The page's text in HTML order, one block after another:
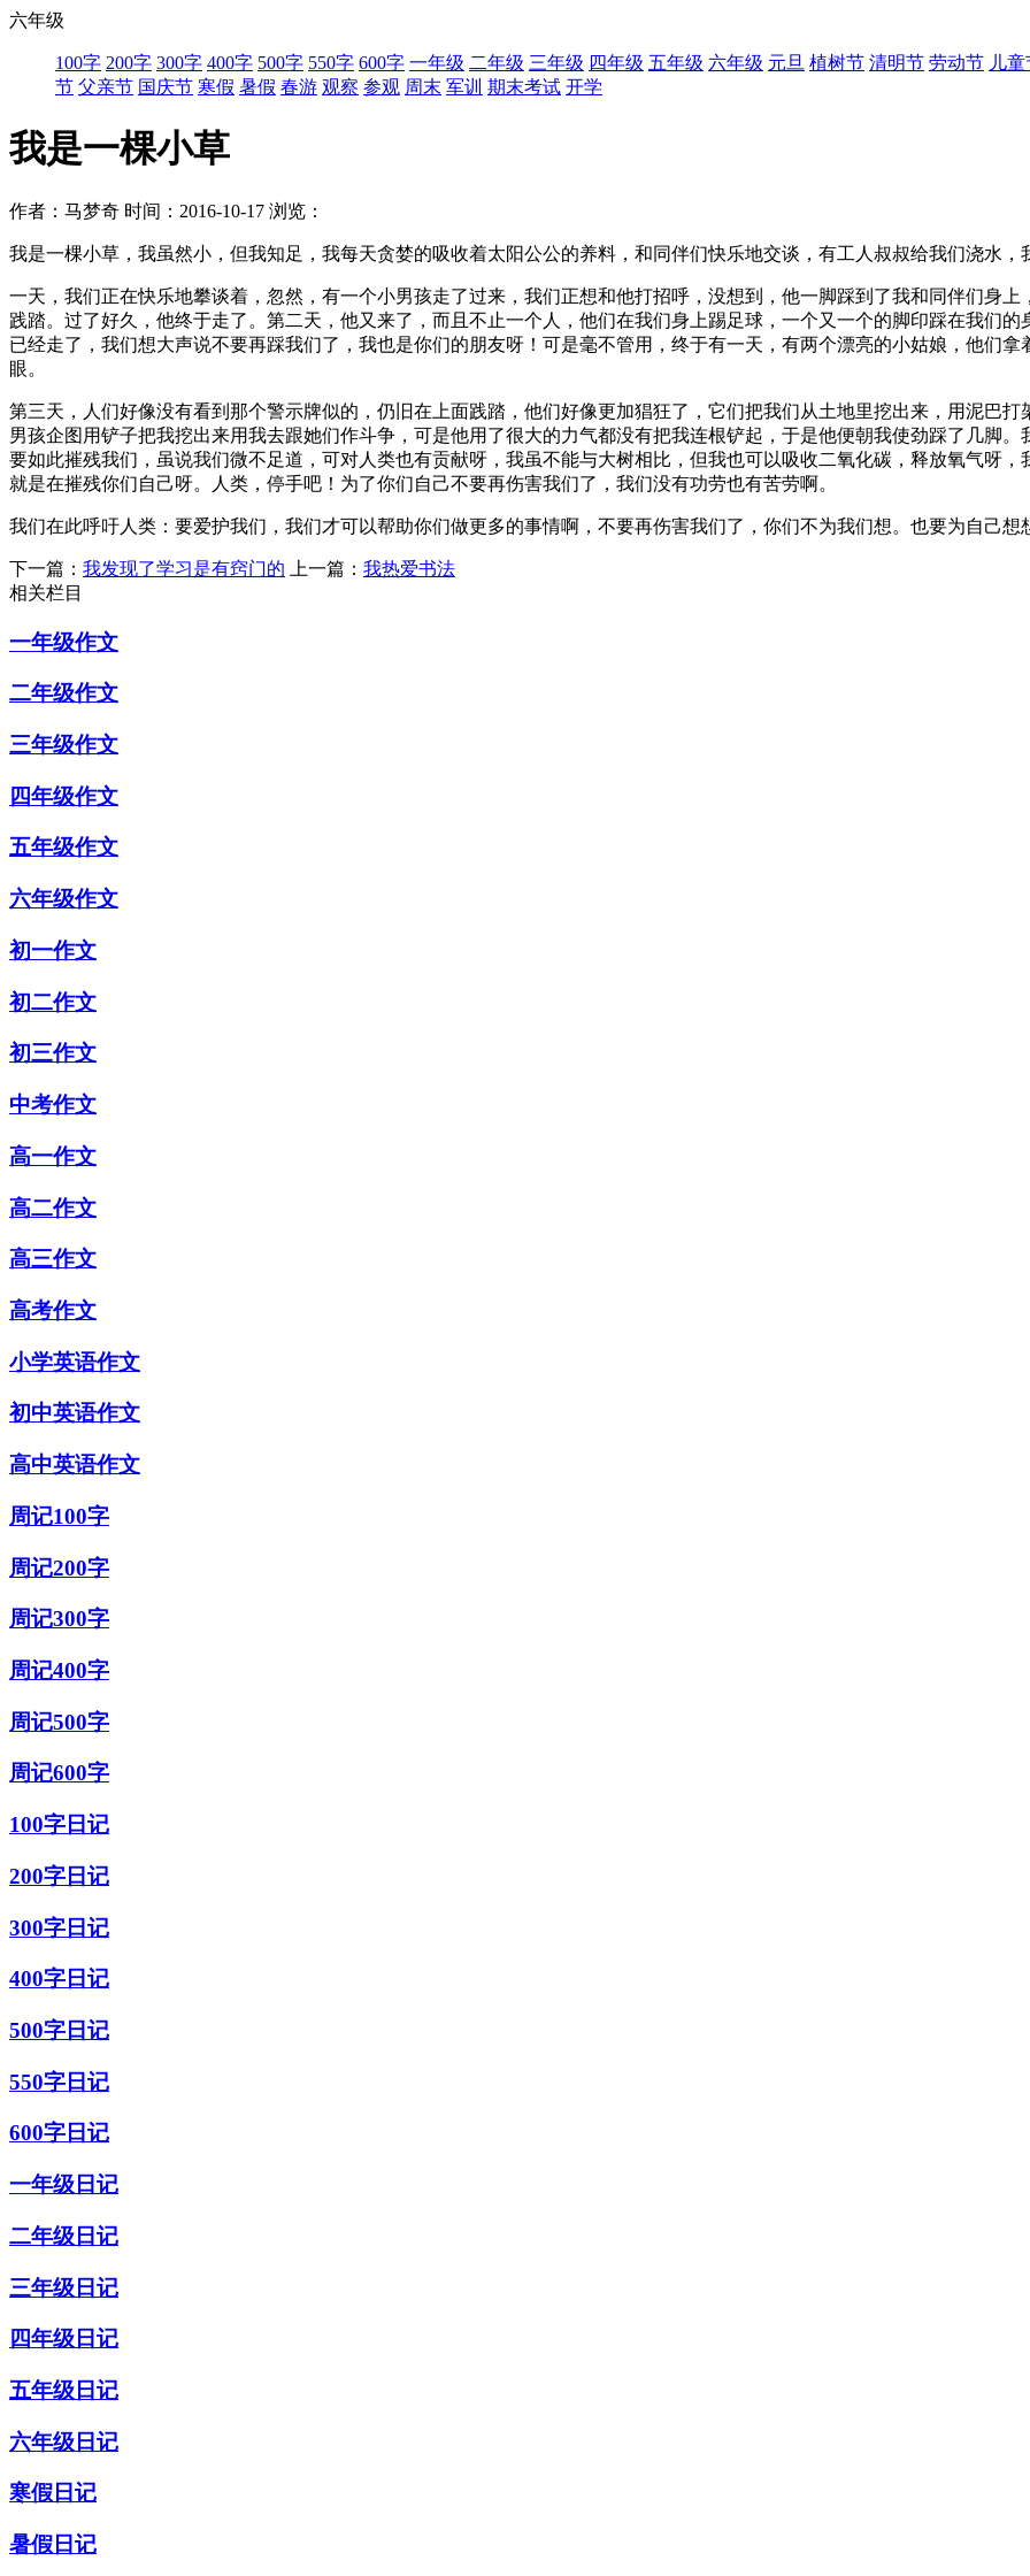
六年级
100字 200字 300字 400字 500字 550字 600字 一年级 二年级 三年级 四年级 五年级 六年级 元旦 植树节 清明节 劳动节 儿
节 父亲节 国庆节 寒假 暑假 春游 观察 参观 周末 军训 期末考试 开学
我是一棵小草
作者：马梦奇 时间：2016-10-17 浏览：
我是一棵小草，我虽然小，但我知足，我每天贪婪的吸收着太阳公公的养料，和同伴们快乐地交谈，有工人叔叔给我们浇水
一天，我们正在快乐地攀谈着，忽然，有一个小男孩走了过来，我们正想和他打招呼，没想到，他一脚踩到了我和同伴们身
践踏。过了好久，他终于走了。第二天，他又来了，而且不止一个人，他们在我们身上踢足球，一个又一个的脚印踩在我们
已经走了，我们想大声说不要再踩我们了，我也是你们的朋友呀！可是毫不管用，终于有一天，有两个漂亮的小姑娘，他们
眼。
第三天，人们好像没有看到那个警示牌似的，仍旧在上面践踏，他们好像更加猖狂了，它们把我们从土地里挖出来，用泥巴
男孩企图用铲子把我挖出来用我去跟她们作斗争，可是他用了很大的力气都没有把我连根铲起，于是他便朝我使劲踩了几脚
要如此摧残我们，虽说我们微不足道，可对人类也有贡献呀，我虽不能与大树相比，但我也可以吸收二氧化碳，释放氧气呀
就是在摧残你们自己呀。人类，停手吧！为了你们自己不要再伤害我们了，我们没有功劳也有苦劳啊。
我们在此呼吁人类：要爱护我们，我们才可以帮助你们做更多的事情啊，不要再伤害我们了，你们不为我们想。也要为自己想
下一篇： 我发现了学习是有窍门的 上一篇： 我热爱书法
相关栏目
一年级作文
二年级作文
三年级作文
四年级作文
五年级作文
六年级作文
初一作文
初二作文
初三作文
中考作文
高一作文
高二作文
高三作文
高考作文
小学英语作文
初中英语作文
高中英语作文
周记100字
周记200字
周记300字
周记400字
周记500字
周记600字
100字日记
200字日记
300字日记
400字日记
500字日记
550字日记
600字日记
一年级日记
二年级日记
三年级日记
四年级日记
五年级日记
六年级日记
寒假日记
暑假日记